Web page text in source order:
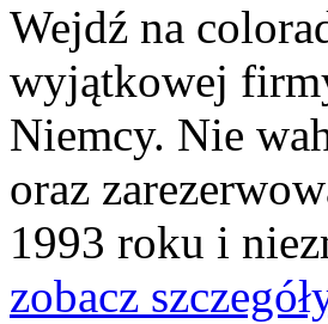
Wejdź na
wyjątkowej
Niemcy. Nie
oraz
1993 roku i
zobacz